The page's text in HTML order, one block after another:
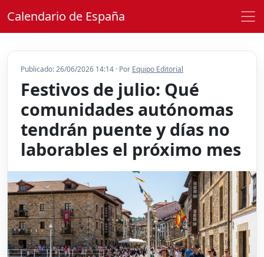
Calendario de España
Publicado: 26/06/2026 14:14 · Por Equipo Editorial
Festivos de julio: Qué
comunidades autónomas
tendrán puente y días no
laborables el próximo mes